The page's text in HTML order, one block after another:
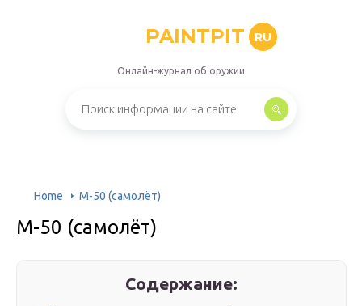
PAINTPIT RU
Онлайн-журнал об оружии
Home М-50 (самолёт)
М-50 (самолёт)
Содержание: